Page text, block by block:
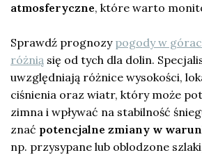
atmosferyczne, które warto
Sprawdź prognozy pogody w
różnią się od tych dla dolin.
uwzględniają różnice wysokości,
ciśnienia oraz wiatr, który może
zimna i wpływać na stabilność
znać potencjalne zmiany w
np. przysypane lub oblodzone